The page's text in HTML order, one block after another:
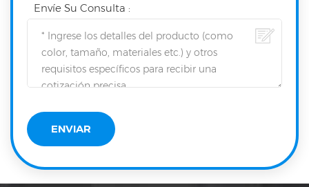
Envíe Su Consulta :